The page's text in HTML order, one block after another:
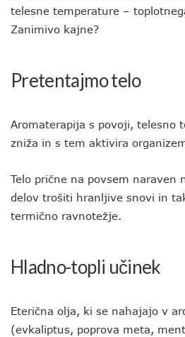
telesne temperature –
Zanimivo kajne?
Pretentajmo telo
Aromaterapija s povoji, telesno
zniža in s tem aktivira
Telo prične na povsem naraven
delov trošiti hranljive snovi in
termično ravnotežje.
Hladno-topli učinek
Eterična olja, ki se nahajajo v
(evkaliptus, poprova meta,